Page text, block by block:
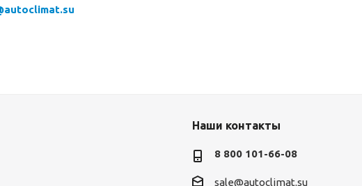
Наши контакты
8 800 101-66-08
sale@autoclimat.su